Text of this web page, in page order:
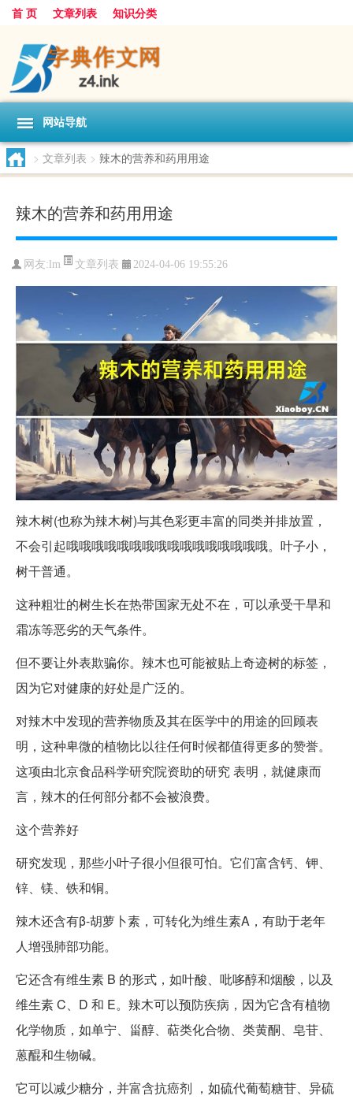
首 页 文章列表 知识分类
网站导航
> 文章列表 > 辣木的营养和药用用途
辣木的营养和药用用途
网友: lm 文章列表 2024-04-06 19:55:26
辣木树(也称为辣木树)与其色彩更丰富的同类并排放置，
不会引起哦哦哦哦哦哦哦哦哦哦哦哦哦哦哦哦。叶子小，
树干普通。
这种粗壮的树生长在热带国家无处不在，可以承受干旱和
霜冻等恶劣的天气条件。
但不要让外表欺骗你。辣木也可能被贴上奇迹树的标签，
因为它对健康的好处是广泛的。
对辣木中发现的营养物质及其在医学中的用途的回顾表
明，这种卑微的植物比以往任何时候都值得更多的赞誉。
这项由北京食品科学研究院资助的研究 表明，就健康而
言，辣木的任何部分都不会被浪费。
这个营养好
研究发现，那些小叶子很小但很可怕。它们富含钙、钾、
锌、镁、铁和铜。
辣木还含有β-胡萝卜素，可转化为维生素A，有助于老年
人增强肺部功能。
它还含有维生素 B 的形式，如叶酸、吡哆醇和烟酸，以及
维生素 C、D 和 E。辣木可以预防疾病，因为它含有植物
化学物质，如单宁、甾醇、萜类化合物、类黄酮、皂苷、
蒽醌和生物碱。
它可以减少糖分，并富含抗癌剂 ，如硫代葡萄糖苷、异硫